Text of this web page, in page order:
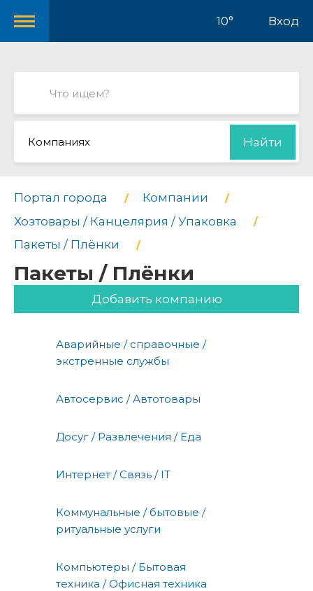
10° Вход
Компаниях Найти
Портал города
Компании
Хозтовары / Канцелярия / Упаковка
Пакеты / Плёнки
Пакеты / Плёнки
Добавить компанию
Аварийные / справочные /
экстренные службы
Автосервис / Автотовары
Досуг / Развлечения / Еда
Интернет / Связь / IT
Коммунальные / бытовые /
ритуальные услуги
Компьютеры / Бытовая
техника / Офисная техника